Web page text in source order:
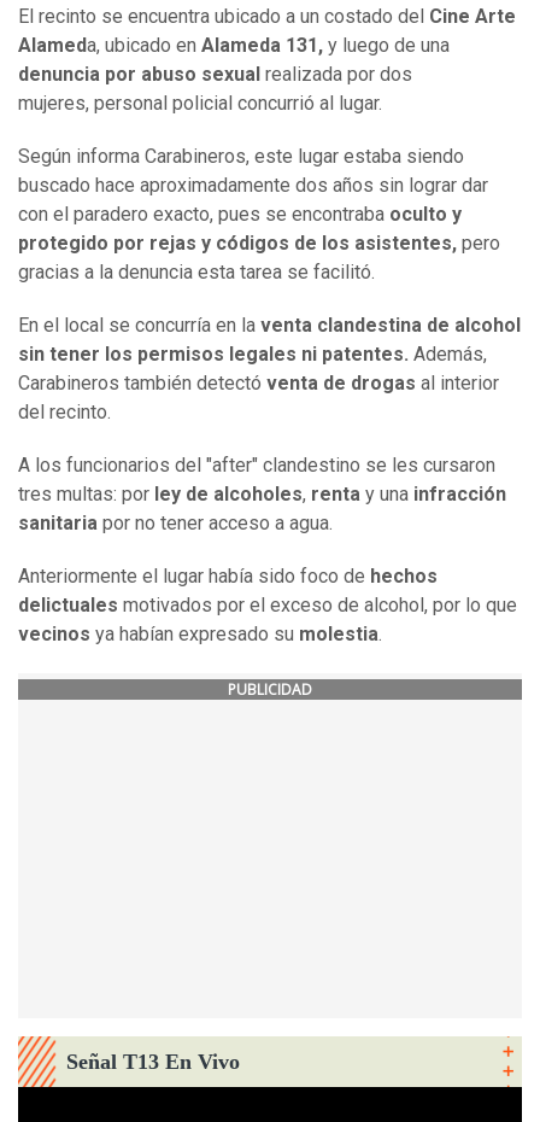
El recinto se encuentra ubicado a un costado del Cine Arte
Alameda, ubicado en Alameda 131, y luego de una
denuncia por abuso sexual realizada por dos
mujeres, personal policial concurrió al lugar.
Según informa Carabineros, este lugar estaba siendo
buscado hace aproximadamente dos años sin lograr dar
con el paradero exacto, pues se encontraba oculto y
protegido por rejas y códigos de los asistentes, pero
gracias a la denuncia esta tarea se facilitó.
En el local se concurría en la venta clandestina de alcohol
sin tener los permisos legales ni patentes. Además,
Carabineros también detectó venta de drogas al interior
del recinto.
A los funcionarios del "after" clandestino se les cursaron
tres multas: por ley de alcoholes, renta y una infracción
sanitaria por no tener acceso a agua.
Anteriormente el lugar había sido foco de hechos
delictuales motivados por el exceso de alcohol, por lo que
vecinos ya habían expresado su molestia.
PUBLICIDAD
Señal T13 En Vivo